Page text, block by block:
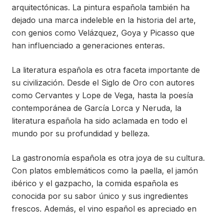
arquitectónicas. La pintura española también ha
dejado una marca indeleble en la historia del arte,
con genios como Velázquez, Goya y Picasso que
han influenciado a generaciones enteras.
La literatura española es otra faceta importante de
su civilización. Desde el Siglo de Oro con autores
como Cervantes y Lope de Vega, hasta la poesía
contemporánea de García Lorca y Neruda, la
literatura española ha sido aclamada en todo el
mundo por su profundidad y belleza.
La gastronomía española es otra joya de su cultura.
Con platos emblemáticos como la paella, el jamón
ibérico y el gazpacho, la comida española es
conocida por su sabor único y sus ingredientes
frescos. Además, el vino español es apreciado en